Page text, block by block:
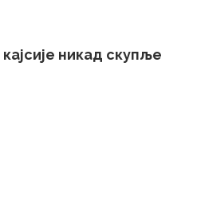
никад скупље